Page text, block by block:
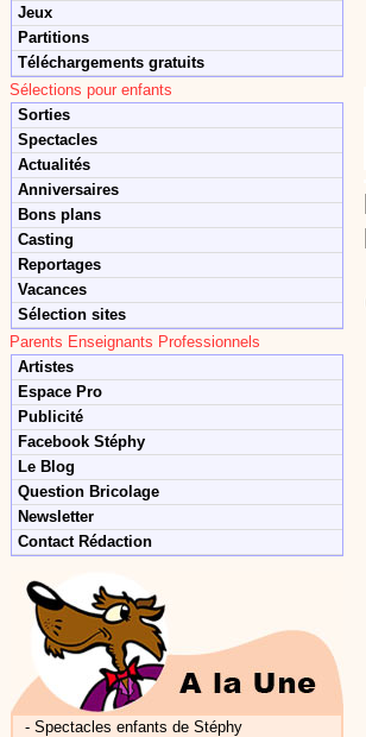
Jeux
Partitions
Téléchargements gratuits
Sélections pour enfants
Sorties
Spectacles
Actualités
Anniversaires
Bons plans
Casting
Reportages
Vacances
Sélection sites
Parents Enseignants Professionnels
Artistes
Espace Pro
Publicité
Facebook Stéphy
Le Blog
Question Bricolage
Newsletter
Contact Rédaction
- Spectacles enfants de Stéphy